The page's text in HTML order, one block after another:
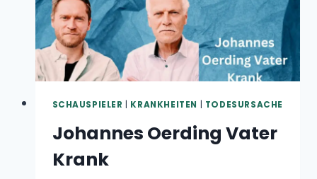
SCHAUSPIELER|KRANKHEITEN|TODESURSACHE
Johannes Oerding Vater
Krank
Oktober 8, 2024